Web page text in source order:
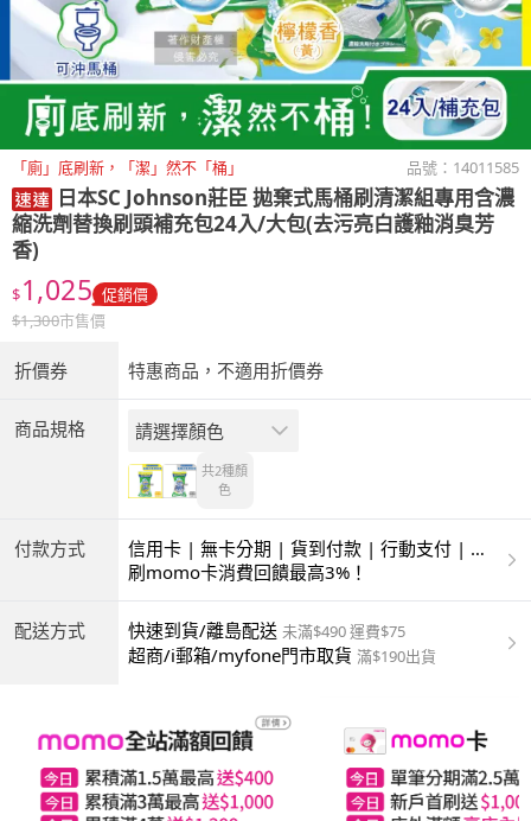
「廁」底刷新，「潔」然不「桶」 品號： 14011585
日本SC Johnson莊臣拋棄式馬桶刷清潔組專用含濃
縮洗劑替換刷頭補充包24入/大包(去污亮白護釉消臭芳
香)
$1,025 促銷價
$1,300市售價
折價券 特惠商品，不適用折價券
商品規格 請選擇顏色
共2種顏
色
付款方式
信用卡 | 無卡分期 | 貨到付款 | 行動支付 | 超
商付款 | ATM | 銀聯卡
刷momo卡消費回饋最高3%！
配送方式 快速到貨/離島配送 未滿$490 運費$75
超商/i郵箱/myfone門市取貨 滿$190出貨